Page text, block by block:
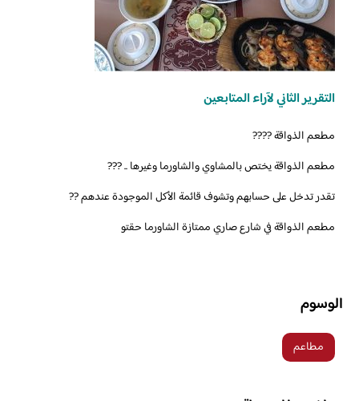
التقرير الثاني لآراء المتابعين
‏مطعم الذواقة ????
مطعم الذواقة يختص بالمشاوي والشاورما وغيرها .. ???
تقدر تدخل على حسابهم وتشوف قائمة الأكل الموجودة عندهم ??
الوسوم
مطاعم